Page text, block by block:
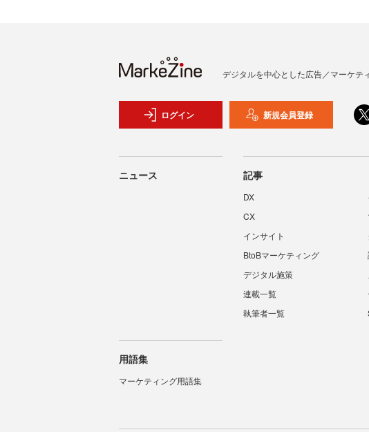
デジタルを中心とした広告／マーケテ
ログイン 新規会員登録
ニュース 記事
DX
CX
インサイト
BtoBマーケティング
デジタル施策
連載一覧
執筆者一覧
用語集
マーケティング用語集